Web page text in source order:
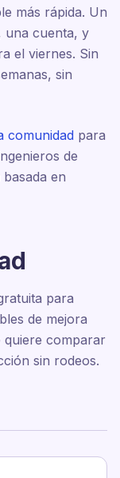
más rápida. Un
una cuenta, y
el viernes. Sin
sin
comunidad para
de
en
para
de mejora
quiere comparar
sin rodeos.